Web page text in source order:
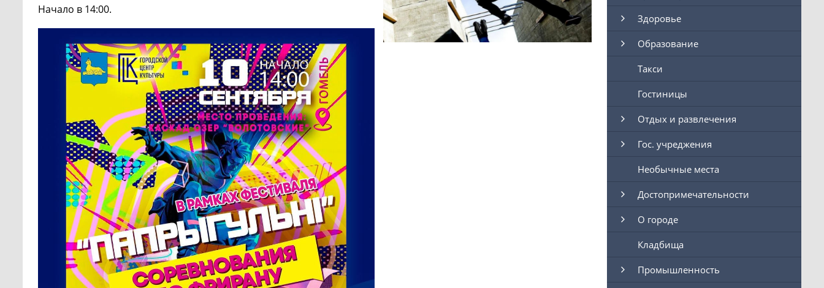
Начало в 14:00.
Здоровье
Образование
Такси
Гостиницы
Отдых и развлечения
Гос. учреджения
Необычные места
Достопримечательности
О городе
Кладбища
Промышленность